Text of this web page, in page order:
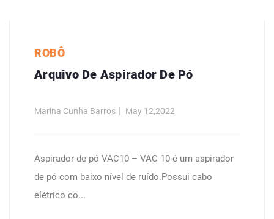
ROBÔ
Arquivo De Aspirador De Pó
Marina Cunha Barros May 12,2022
Aspirador de pó VAC10 – VAC 10 é um aspirador
de pó com baixo nível de ruído.Possui cabo
elétrico co...